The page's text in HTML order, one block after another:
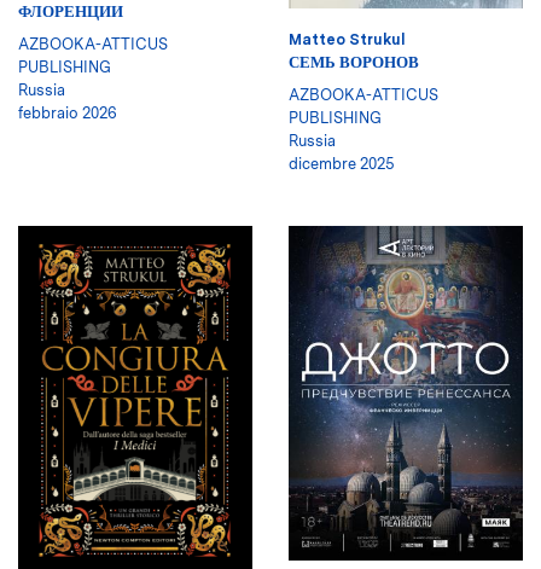
ФЛОРЕНЦИИ
AZBOOKA-ATTICUS
PUBLISHING
Russia
febbraio 2026
Matteo Strukul
СЕМЬ ВОРОНОВ
AZBOOKA-ATTICUS
PUBLISHING
Russia
dicembre 2025